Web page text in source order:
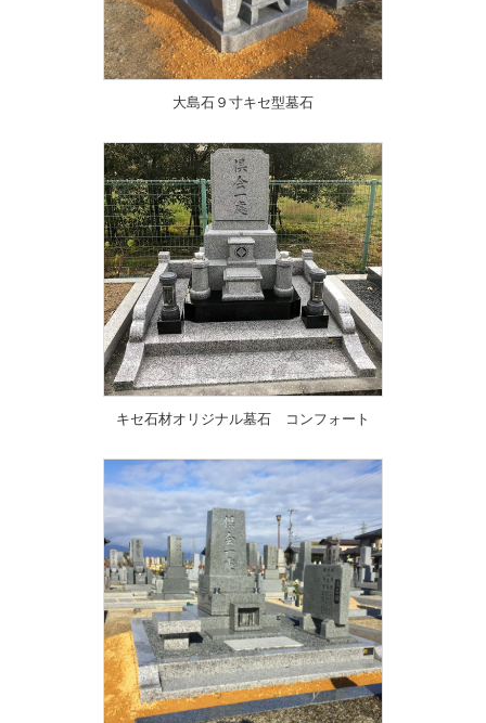
大島石９寸キセ型墓石
キセ石材オリジナル墓石 コンフォート